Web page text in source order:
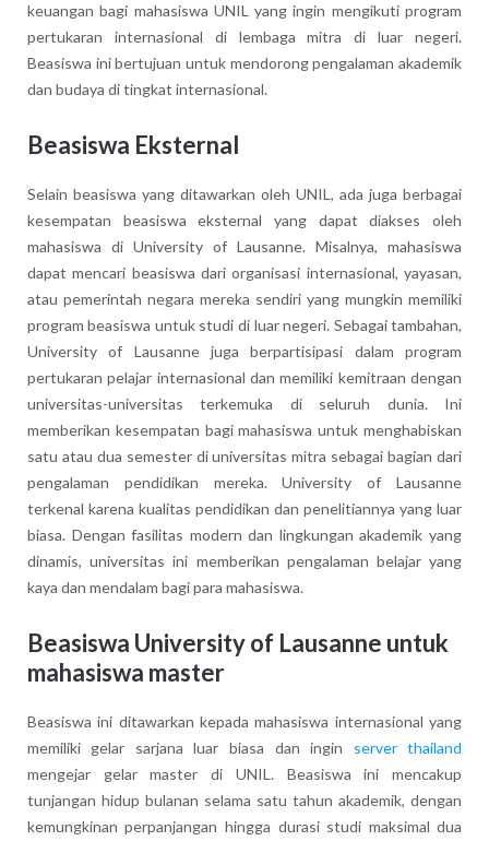
keuangan bagi mahasiswa UNIL yang ingin mengikuti program
pertukaran internasional di lembaga mitra di luar negeri.
Beasiswa ini bertujuan untuk mendorong pengalaman akademik
dan budaya di tingkat internasional.
Beasiswa Eksternal
Selain beasiswa yang ditawarkan oleh UNIL, ada juga berbagai
kesempatan beasiswa eksternal yang dapat diakses oleh
mahasiswa di University of Lausanne. Misalnya, mahasiswa
dapat mencari beasiswa dari organisasi internasional, yayasan,
atau pemerintah negara mereka sendiri yang mungkin memiliki
program beasiswa untuk studi di luar negeri. Sebagai tambahan,
University of Lausanne juga berpartisipasi dalam program
pertukaran pelajar internasional dan memiliki kemitraan dengan
universitas-universitas terkemuka di seluruh dunia. Ini
memberikan kesempatan bagi mahasiswa untuk menghabiskan
satu atau dua semester di universitas mitra sebagai bagian dari
pengalaman pendidikan mereka. University of Lausanne
terkenal karena kualitas pendidikan dan penelitiannya yang luar
biasa. Dengan fasilitas modern dan lingkungan akademik yang
dinamis, universitas ini memberikan pengalaman belajar yang
kaya dan mendalam bagi para mahasiswa.
Beasiswa University of Lausanne untuk
mahasiswa master
Beasiswa ini ditawarkan kepada mahasiswa internasional yang
memiliki gelar sarjana luar biasa dan ingin server thailand
mengejar gelar master di UNIL. Beasiswa ini mencakup
tunjangan hidup bulanan selama satu tahun akademik, dengan
kemungkinan perpanjangan hingga durasi studi maksimal dua